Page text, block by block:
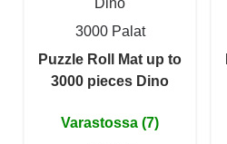
3000 Palat
Puzzle Roll Mat up to
3000 pieces Dino
Varastossa (7)